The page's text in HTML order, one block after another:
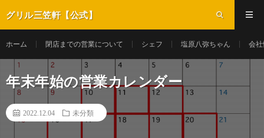
グリル三笠軒【公式】
ホーム 閉店までの営業について シェフ 塩原八弥ちゃん 会
年末年始の営業カレンダー
2022.12.04 未分類